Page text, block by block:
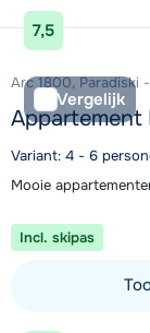
Bekijk accommodatie
7,5
Vergelijk
Arc 1800, Paradiski
Appartement
Variant: 4 - 6
Mooie
Incl. skipas